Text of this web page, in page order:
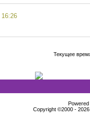
16:26
Текущее
Copyright ©2000 -